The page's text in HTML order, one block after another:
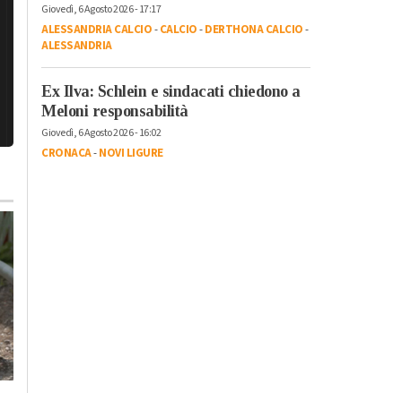
Giovedì, 6 Agosto 2026 - 17:17
ALESSANDRIA CALCIO-CALCIO-DERTHONA CALCIO-
ALESSANDRIA
Ex Ilva: Schlein e sindacati chiedono a
Meloni responsabilità
Giovedì, 6 Agosto 2026 - 16:02
CRONACA-NOVI LIGURE